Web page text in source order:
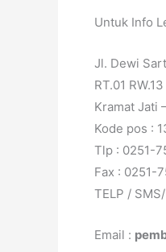
Untuk Info
Jl. Dewi
RT.01
Kramat Jati
Kode pos :
Tlp : 0251-
Fax : 0251-
TELP /
Email :